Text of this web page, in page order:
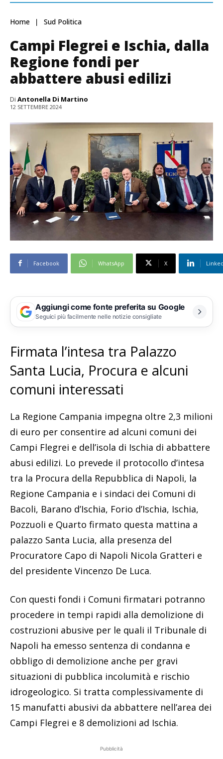
Home Sud Politica
Campi Flegrei e Ischia, dalla
Regione fondi per
abbattere abusi edilizi
Di Antonella Di Martino
12 SETTEMBRE 2024
Facebook WhatsApp X
Aggiungi come fonte preferita su Google
Seguici più facilmente nelle notizie consigliate
Firmata l’intesa tra Palazzo
Santa Lucia, Procura e alcuni
comuni interessati
La Regione Campania impegna oltre 2,3 milioni
di euro per consentire ad alcuni comuni dei
Campi Flegrei e dell’isola di Ischia di abbattere
abusi edilizi. Lo prevede il protocollo d’intesa
tra la Procura della Repubblica di Napoli, la
Regione Campania e i sindaci dei Comuni di
Bacoli, Barano d’Ischia, Forio d’Ischia, Ischia,
Pozzuoli e Quarto firmato questa mattina a
palazzo Santa Lucia, alla presenza del
Procuratore Capo di Napoli Nicola Gratteri e
del presidente Vincenzo De Luca.
Con questi fondi i Comuni firmatari potranno
procedere in tempi rapidi alla demolizione di
costruzioni abusive per le quali il Tribunale di
Napoli ha emesso sentenza di condanna e
obbligo di demolizione anche per gravi
situazioni di pubblica incolumità e rischio
idrogeologico. Si tratta complessivamente di
15 manufatti abusivi da abbattere nell’area dei
Campi Flegrei e 8 demolizioni ad Ischia.
Pubblicità